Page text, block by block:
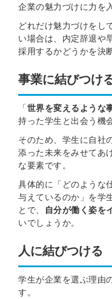
企業の魅力づけに力を
どれだけ魅力づけをし
い場合は、内定辞退や
採用するかどうかを決
事業に結びつけ
「世界を変えるような
持った学生と出会う機
そのため、学生に自社
添った未来をみせてあ
な要素です。
具体的に「どのような
与えているのか」を学
とで、
自分が働く姿を
いでしょうか。
人に結びつける
学生が企業を選ぶ理由
す。
要です。